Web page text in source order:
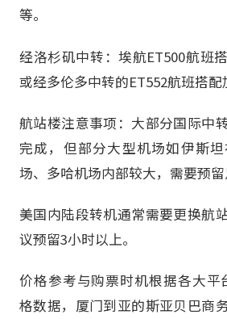
等。
经洛杉矶中转：埃航ET500航班
或经多伦多中转的ET552航班搭配
航站楼注意事项：大部分国际中
完成，但部分大型机场如伊斯
场、多哈机场内部较大，需要预留
美国内陆段转机通常需要更换航
议预留3小时以上。
价格参考与购票时机根据各大平
格数据，厦门到亚的斯亚贝巴商